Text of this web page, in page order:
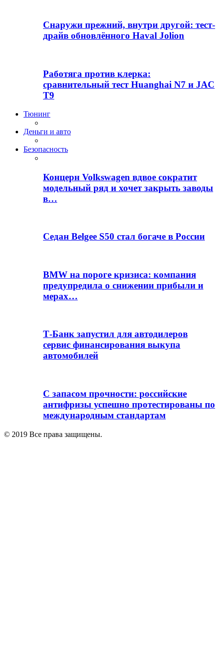
Снаружи прежний, внутри другой: тест-
драйв обновлённого Haval Jolion
Работяга против клерка:
сравнительный тест Huanghai N7 и JAC
T9
Тюнинг
Деньги и авто
Безопасность
Концерн Volkswagen вдвое сократит
модельный ряд и хочет закрыть заводы
в…
Седан Belgee S50 стал богаче в России
BMW на пороге кризиса: компания
предупредила о снижении прибыли и
мерах…
Т-Банк запустил для автодилеров
сервис финансирования выкупа
автомобилей
С запасом прочности: российские
антифризы успешно протестированы по
международным стандартам
© 2019 Все права защищены.